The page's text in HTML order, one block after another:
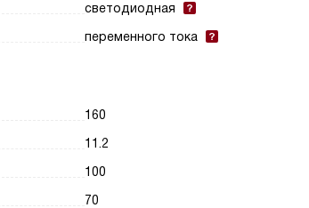
светодиодная
переменного тока
160
11.2
100
70